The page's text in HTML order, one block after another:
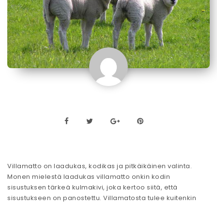
Villamatto on laadukas, kodikas ja pitkäikäinen valinta.
Monen mielestä laadukas villamatto onkin kodin
sisustuksen tärkeä kulmakivi, joka kertoo siitä, että
sisustukseen on panostettu. Villamatosta tulee kuitenkin